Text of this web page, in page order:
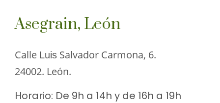
Asegrain, León
Calle Luis Salvador Carmona, 6.
24002. León.
Horario: De 9h a 14h y de 16h a 19h